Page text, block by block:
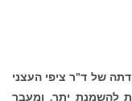
מעבודתה של ד"ר ציפי העצני
להשמנת יתר, ומעבר